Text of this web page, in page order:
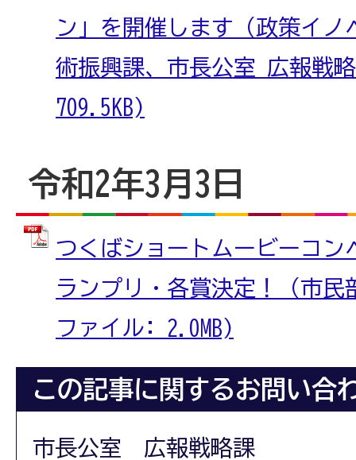
ン」を開催します（政策イ
術振興課、市長公室 広報戦
709.5KB)
令和2年3月3日
つくばショートムービーコン
ランプリ・各賞決定！（市
ファイル: 2.0MB)
この記事に関するお問い合
市長公室 広報戦略課